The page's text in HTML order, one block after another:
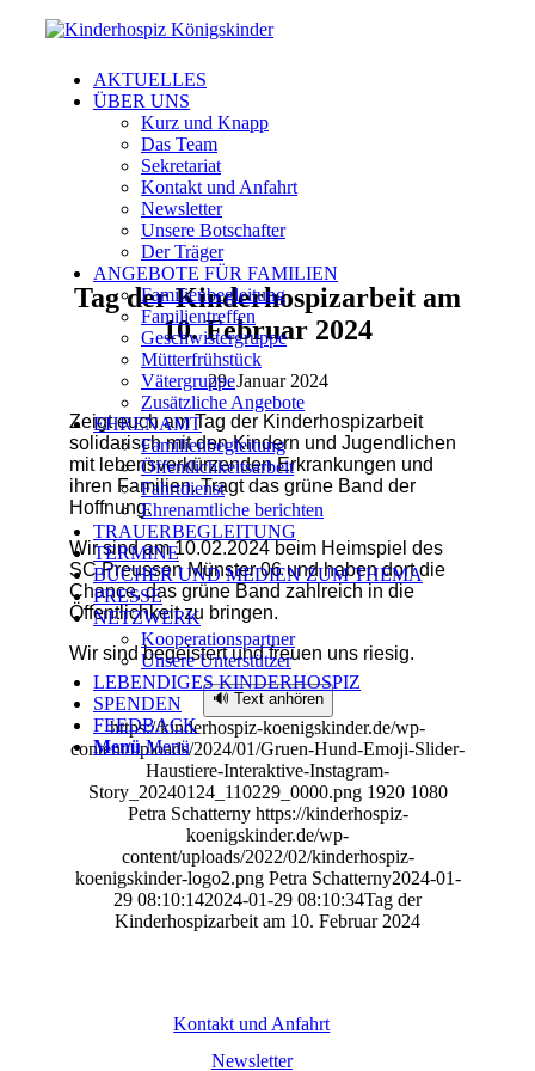
AKTUELLES
ÜBER UNS
Kurz und Knapp
Das Team
Sekretariat
Kontakt und Anfahrt
Newsletter
Unsere Botschafter
Der Träger
ANGEBOTE FÜR FAMILIEN
Familienbegleitung
Familientreffen
Geschwistergruppe
Mütterfrühstück
Vätergruppe
Zusätzliche Angebote
EHRENAMT
Familienbegleitung
Öffentlichkeitsarbeit
Fahrtdienst
Ehrenamtliche berichten
TRAUERBEGLEITUNG
TERMINE
BÜCHER UND MEDIEN ZUM THEMA
PRESSE
NETZWERK
Kooperationspartner
Unsere Unterstützer
LEBENDIGES KINDERHOSPIZ
SPENDEN
FEEDBACK
Menü Menü
Tag der Kinderhospizarbeit am
10. Februar 2024
29. Januar 2024
Zeigt euch am Tag der Kinderhospizarbeit
solidarisch mit den Kindern und Jugendlichen
mit lebensverkürzenden Erkrankungen und
ihren Familien. Tragt das grüne Band der
Hoffnung.
Wir sind am 10.02.2024 beim Heimspiel des
SC Preussen Münster 06 und haben dort die
Chance, das grüne Band zahlreich in die
Öffentlichkeit zu bringen.
Wir sind begeistert und freuen uns riesig.
🔊 Text anhören
https://kinderhospiz-koenigskinder.de/wp-
content/uploads/2024/01/Gruen-Hund-Emoji-Slider-
Haustiere-Interaktive-Instagram-
Story_20240124_110229_0000.png 1920 1080
Petra Schatterny https://kinderhospiz-
koenigskinder.de/wp-
content/uploads/2022/02/kinderhospiz-
koenigskinder-logo2.png Petra Schatterny2024-01-
29 08:10:142024-01-29 08:10:34Tag der
Kinderhospizarbeit am 10. Februar 2024
Kontakt und Anfahrt
Newsletter